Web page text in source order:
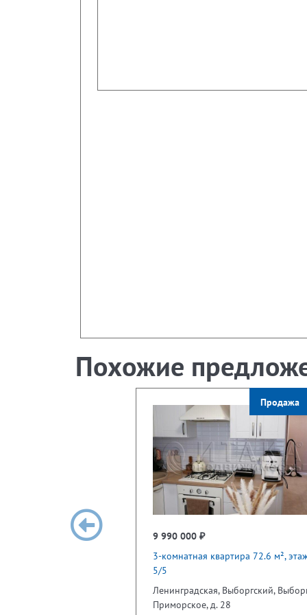
Похожие
Продажа
9 990 000 ₽
3-комнатная квартира 72.6 м²,
5/5
Ленинградская, Выборгский,
Приморское, д. 28